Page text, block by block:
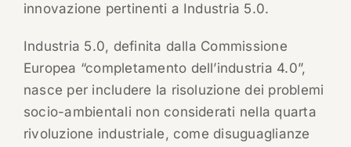
innovazione pertinenti a Industria 5.0.
Industria 5.0, definita dalla Commissione
Europea “completamento dell’industria 4.0”,
nasce per includere la risoluzione dei problemi
socio-ambientali non considerati nella quarta
rivoluzione industriale, come disuguaglianze